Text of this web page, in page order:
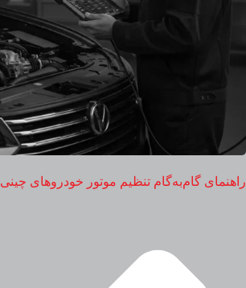
راهنمای گام‌به‌گام تنظیم موتور خودروهای چینی